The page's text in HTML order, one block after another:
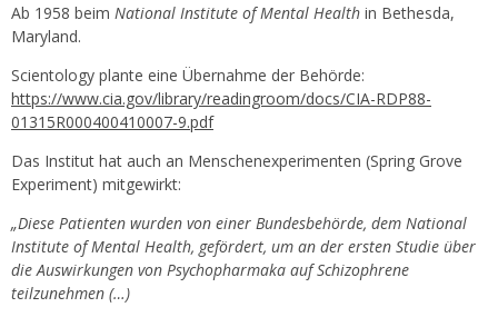
Ab 1958 beim National Institute of Mental Health in Bethesda,
Maryland.
Scientology plante eine Übernahme der Behörde:
https://www.cia.gov/library/readingroom/docs/CIA-RDP88-
01315R000400410007-9.pdf
Das Institut hat auch an Menschenexperimenten (Spring Grove
Experiment) mitgewirkt:
„Diese Patienten wurden von einer Bundesbehörde, dem National
Institute of Mental Health, gefördert, um an der ersten Studie über
die Auswirkungen von Psychopharmaka auf Schizophrene
teilzunehmen (…)